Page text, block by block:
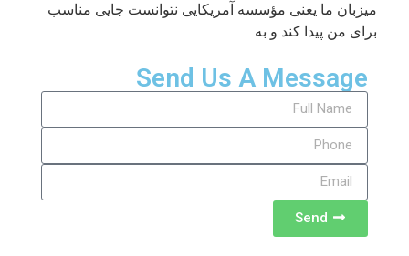
میزبان ما یعنی مؤسسه آمریکایی نتوانست جایی مناسب
برای من پیدا کند و به
Send Us A Message
Send